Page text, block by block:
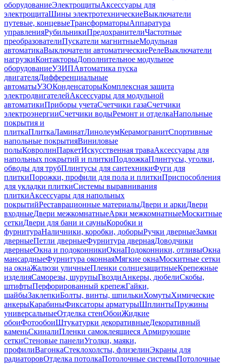
оборудованиеЭлектрощитыАксессуары для
электрощитаШины электротехническиеВыключатели
путевые, концевыеТрансформаторыАппаратура
управленияРубильникиПредохранителиЧастотные
преобразователиПускатели магнитныеМодульная
автоматикаВыключатели автоматическиеРелеВыключатели
нагрузкиКонтакторыДополнительное модульное
оборудованиеУЗИПАвтоматика пуска
двигателяДифференциальные
автоматыУЗОКонденсаторыКомплексная защита
электродвигателейАксессуары для модульной
автоматикиПриборы учетаСчетчики газаСчетчики
электроэнергииСчетчики водыРемонт и отделкаНапольные
покрытия и
плиткаПлиткаЛаминатЛинолеумКерамогранитСпортивные
напольные покрытияВиниловые
полыКовролинПаркетИскусственная траваАксессуары для
напольных покрытий и плиткиПодложкаПлинтусы, уголки,
обводы для трубПлинтусы для сантехникиФуги для
плиткиПорожки, профили для пола и плиткиПриспособления
для укладки плиткиСистемы выравнивания
плиткиАксессуары для напольных
покрытийРеставрационные материалыДвери и аркиДвери
входныеДвери межкомнатныеАрки межкомнатныеМоскитные
сеткиДвери для бани и сауныКоробки и
фурнитураНаличники, коробки, доборыРучки дверныеЗамки
дверныеПетли дверныеФурнитура двернаяДоводчики
дверныеОкна и подоконникиОкнаПодоконники, отливыОкна
мансардныеФурнитура оконнаяМягкие окнаМоскитные сетки
на окнаЖалюзи уличныеПленки солнцезащитныеКрепежные
изделияСаморезы, шурупыГвоздиАнкеры, дюбелиСкобы,
штифтыПерфорированный крепежГайки,
шайбыЗаклепкиБолты, винты, шпилькиХомутыХимические
анкерыКарабиныФиксаторы арматурыШплинтыПружины
универсальныеОтделка стенОбоиЖидкие
обоиФотообоиШтукатурки декоративныеДекоративный
каменьСкиналиПленки самоклеящиеся Армирующие
сеткиСтеновые панелиУголки, маяки,
профилиВагонкаСтеклохолсты, флизелинЭкраны для
радиаторовОтделка потолкаПотолочные системыПотолочные